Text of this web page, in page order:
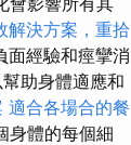
解決方案，重拾
面經驗和痙攣消
助身體適應和
適合各場合的餐
身體的每個細